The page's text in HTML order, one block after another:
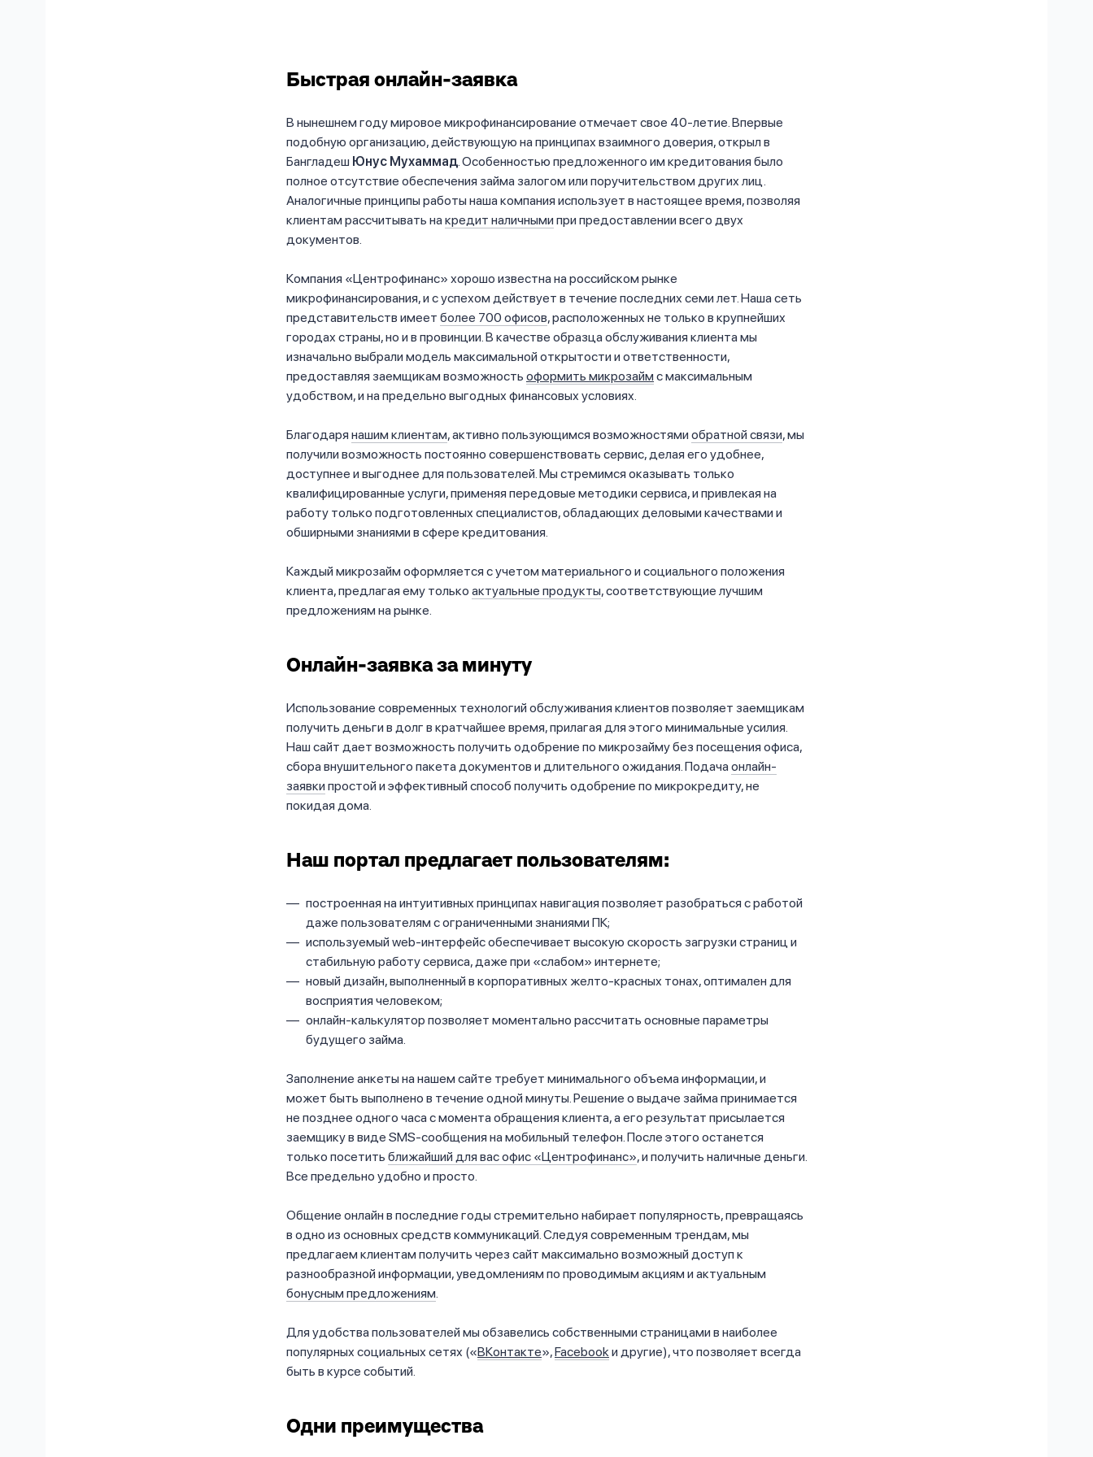
Быстрая онлайн-заявка
В нынешнем году мировое микрофинансирование отмечает свое 40-летие. Впервые
подобную организацию, действующую на принципах взаимного доверия, открыл в
Бангладеш Юнус Мухаммад. Особенностью предложенного им кредитования было
полное отсутствие обеспечения займа залогом или поручительством других лиц.
Аналогичные принципы работы наша компания использует в настоящее время, позволяя
клиентам рассчитывать на кредит наличными при предоставлении всего двух
документов.
Компания «Центрофинанс» хорошо известна на российском рынке
микрофинансирования, и с успехом действует в течение последних семи лет. Наша сеть
представительств имеет более 700 офисов, расположенных не только в крупнейших
городах страны, но и в провинции. В качестве образца обслуживания клиента мы
изначально выбрали модель максимальной открытости и ответственности,
предоставляя заемщикам возможность оформить микрозайм с максимальным
удобством, и на предельно выгодных финансовых условиях.
Благодаря нашим клиентам, активно пользующимся возможностями обратной связи, мы
получили возможность постоянно совершенствовать сервис, делая его удобнее,
доступнее и выгоднее для пользователей. Мы стремимся оказывать только
квалифицированные услуги, применяя передовые методики сервиса, и привлекая на
работу только подготовленных специалистов, обладающих деловыми качествами и
обширными знаниями в сфере кредитования.
Каждый микрозайм оформляется с учетом материального и социального положения
клиента, предлагая ему только актуальные продукты, соответствующие лучшим
предложениям на рынке.
Онлайн-заявка за минуту
Использование современных технологий обслуживания клиентов позволяет заемщикам
получить деньги в долг в кратчайшее время, прилагая для этого минимальные усилия.
Наш сайт дает возможность получить одобрение по микрозайму без посещения офиса,
сбора внушительного пакета документов и длительного ожидания. Подача онлайн-
заявки простой и эффективный способ получить одобрение по микрокредиту, не
покидая дома.
Наш портал предлагает пользователям:
построенная на интуитивных принципах навигация позволяет разобраться с работой
даже пользователям с ограниченными знаниями ПК;
используемый web-интерфейс обеспечивает высокую скорость загрузки страниц и
стабильную работу сервиса, даже при «слабом» интернете;
новый дизайн, выполненный в корпоративных желто-красных тонах, оптимален для
восприятия человеком;
онлайн-калькулятор позволяет моментально рассчитать основные параметры
будущего займа.
Заполнение анкеты на нашем сайте требует минимального объема информации, и
может быть выполнено в течение одной минуты. Решение о выдаче займа принимается
не позднее одного часа с момента обращения клиента, а его результат присылается
заемщику в виде SMS-сообщения на мобильный телефон. После этого останется
только посетить ближайший для вас офис «Центрофинанс», и получить наличные деньги.
Все предельно удобно и просто.
Общение онлайн в последние годы стремительно набирает популярность, превращаясь
в одно из основных средств коммуникаций. Следуя современным трендам, мы
предлагаем клиентам получить через сайт максимально возможный доступ к
разнообразной информации, уведомлениям по проводимым акциям и актуальным
бонусным предложениям.
Для удобства пользователей мы обзавелись собственными страницами в наиболее
популярных социальных сетях («ВКонтакте»,Facebookи другие), что позволяет всегда
быть в курсе событий.
Одни преимущества